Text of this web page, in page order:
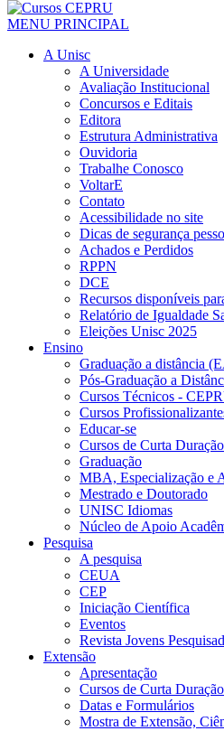
MENU PRINCIPAL
A Unisc
A Universidade
Avaliação Institucional
Concursos e Editais
Editora
Estrutura Administrativa
Ouvidoria
Trabalhe Conosco
VoltarE
Contato
Acessibilidade no site
Dicas de segurança
Achados e Perdidos
RPPN
DCE
Recursos disponíveis
Relatório de Igualdade
Eleições Unisc 2025
Ensino
Graduação a distância
Pós-Graduação a
Cursos Técnicos -
Cursos
Educar-se
Cursos de Curta Duração
Graduação
MBA, Especialização e
Mestrado e Doutorado
UNISC Idiomas
Núcleo de Apoio
Pesquisa
A pesquisa
CEUA
CEP
Iniciação Científica
Eventos
Revista Jovens
Extensão
Apresentação
Cursos de Curta Duração
Datas e Formulários
Mostra de Extensão,